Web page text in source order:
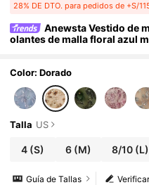
28% DE DTO. para pedidos de +S/
Anewsta Vestido de
olantes de malla floral azul
a/verano
Color: Dorado
Talla US
4 (S) 6 (M) 8/10(L)
Guía de Tallas